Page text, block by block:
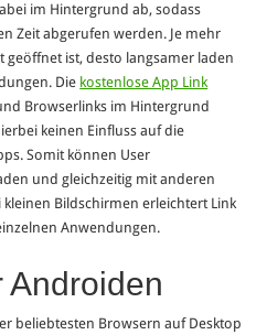
im Hintergrund ab, sodass
Zeit abgerufen werden. Je mehr
geöffnet ist, desto langsamer laden
Die kostenlose App Link
Browserlinks im Hintergrund
keinen Einfluss auf die
Somit können User
und gleichzeitig mit anderen
Bildschirmen erleichtert Link
Anwendungen.
Androiden
beliebtesten Browsern auf Desktop